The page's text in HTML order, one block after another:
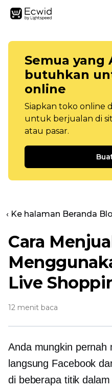
Semua yang
butuhkan
online
Siapkan toko online
untuk berjualan di
atau pasar.
‹ Ke halaman Beranda
Cara
Live
12 menit baca
Anda mungkin pernah
langsung Facebook
di beberapa titik